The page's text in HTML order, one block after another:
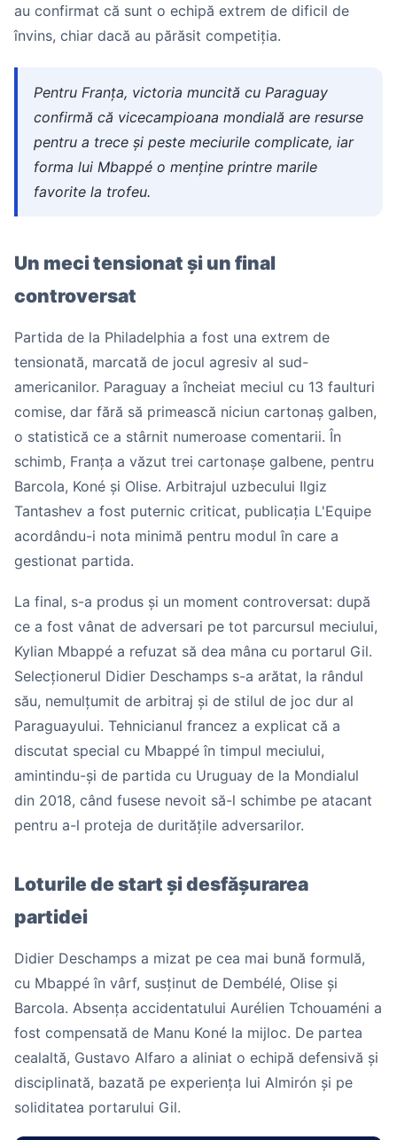
au confirmat că sunt o echipă extrem de dificil de
învins, chiar dacă au părăsit competiția.
Pentru Franța, victoria muncită cu Paraguay
confirmă că vicecampioana mondială are resurse
pentru a trece și peste meciurile complicate, iar
forma lui Mbappé o menține printre marile
favorite la trofeu.
Un meci tensionat și un final
controversat
Partida de la Philadelphia a fost una extrem de
tensionată, marcată de jocul agresiv al sud-
americanilor. Paraguay a încheiat meciul cu 13 faulturi
comise, dar fără să primească niciun cartonaș galben,
o statistică ce a stârnit numeroase comentarii. În
schimb, Franța a văzut trei cartonașe galbene, pentru
Barcola, Koné și Olise. Arbitrajul uzbecului Ilgiz
Tantashev a fost puternic criticat, publicația L'Equipe
acordându-i nota minimă pentru modul în care a
gestionat partida.
La final, s-a produs și un moment controversat: după
ce a fost vânat de adversari pe tot parcursul meciului,
Kylian Mbappé a refuzat să dea mâna cu portarul Gil.
Selecționerul Didier Deschamps s-a arătat, la rândul
său, nemulțumit de arbitraj și de stilul de joc dur al
Paraguayului. Tehnicianul francez a explicat că a
discutat special cu Mbappé în timpul meciului,
amintindu-și de partida cu Uruguay de la Mondialul
din 2018, când fusese nevoit să-l schimbe pe atacant
pentru a-l proteja de duritățile adversarilor.
Loturile de start și desfășurarea
partidei
Didier Deschamps a mizat pe cea mai bună formulă,
cu Mbappé în vârf, susținut de Dembélé, Olise și
Barcola. Absența accidentatului Aurélien Tchouaméni a
fost compensată de Manu Koné la mijloc. De partea
cealaltă, Gustavo Alfaro a aliniat o echipă defensivă și
disciplinată, bazată pe experiența lui Almirón și pe
soliditatea portarului Gil.